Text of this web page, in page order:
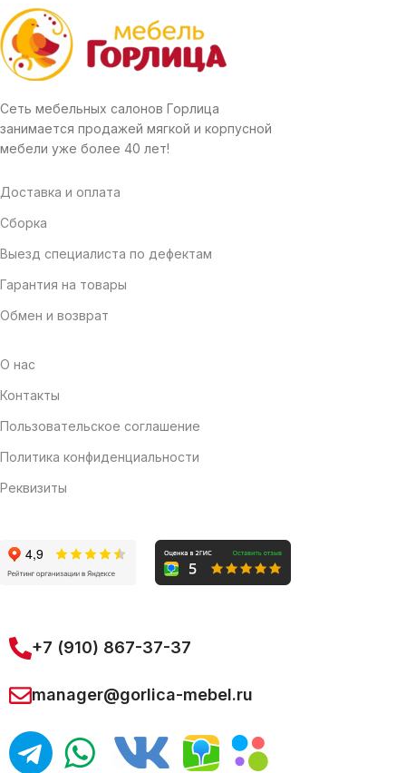
Сеть мебельных салонов Горлица
занимается продажей мягкой и корпусной
мебели уже более 40 лет!
Доставка и оплата
Сборка
Выезд специалиста по дефектам
Гарантия на товары
Обмен и возврат
О нас
Контакты
Пользовательское соглашение
Политика конфиденциальности
Реквизиты
+7 (910) 867-37-37
manager@gorlica-mebel.ru